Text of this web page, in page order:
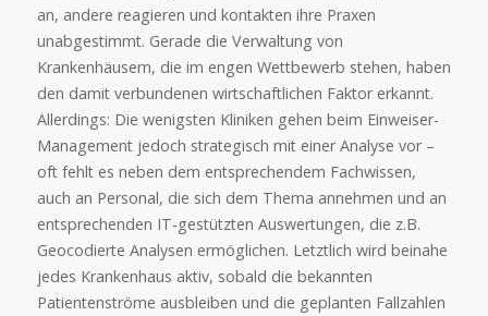
an, andere reagieren und kontakten ihre Praxen
unabgestimmt. Gerade die Verwaltung von
Krankenhäusern, die im engen Wettbewerb stehen, haben
den damit verbundenen wirtschaftlichen Faktor erkannt.
Allerdings: Die wenigsten Kliniken gehen beim Einweiser-
Management jedoch strategisch mit einer Analyse vor –
oft fehlt es neben dem entsprechendem Fachwissen,
auch an Personal, die sich dem Thema annehmen und an
entsprechenden IT-gestützten Auswertungen, die z.B.
Geocodierte Analysen ermöglichen. Letztlich wird beinahe
jedes Krankenhaus aktiv, sobald die bekannten
Patientenströme ausbleiben und die geplanten Fallzahlen